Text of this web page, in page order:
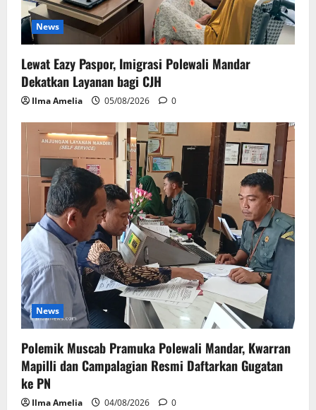
News
Lewat Eazy Paspor, Imigrasi Polewali Mandar
Dekatkan Layanan bagi CJH
Ilma Amelia 05/08/2026 0
News
Polemik Muscab Pramuka Polewali Mandar, Kwarran
Mapilli dan Campalagian Resmi Daftarkan Gugatan
ke PN
Ilma Amelia 04/08/2026 0